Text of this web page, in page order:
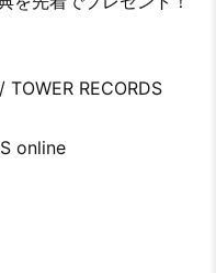
RECORDS
online